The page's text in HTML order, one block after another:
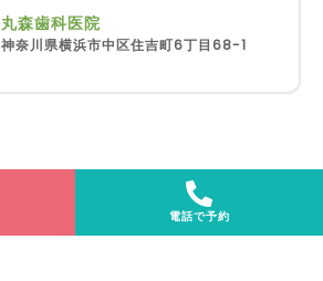
丸森歯科医院
神奈川県横浜市中区住吉町6丁目68-1
電話で予約